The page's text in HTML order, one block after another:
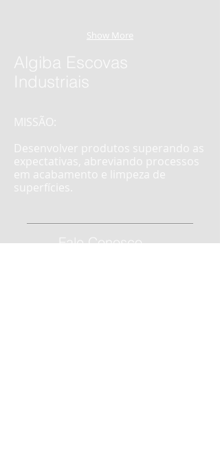
Show More
Algiba Escovas
Industriais
MISSÃO:
Desenvolver produtos superando as
expectativas, abreviando processos
em acabamento e limpeza de
superfícies.
Fale Conosco